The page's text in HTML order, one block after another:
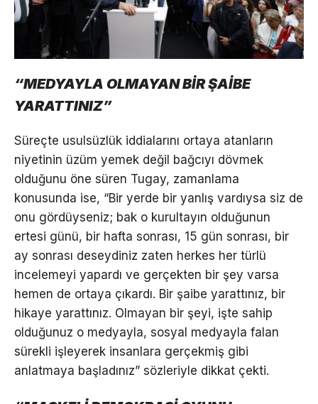
“MEDYAYLA OLMAYAN BİR ŞAİBE
YARATTINIZ”
Süreçte usulsüzlük iddialarını ortaya atanların
niyetinin üzüm yemek değil bağcıyı dövmek
olduğunu öne süren Tugay, zamanlama
konusunda ise, “Bir yerde bir yanlış vardıysa siz de
onu gördüyseniz; bak o kurultayın olduğunun
ertesi günü, bir hafta sonrası, 15 gün sonrası, bir
ay sonrası deseydiniz zaten herkes her türlü
incelemeyi yapardı ve gerçekten bir şey varsa
hemen de ortaya çıkardı. Bir şaibe yarattınız, bir
hikaye yarattınız. Olmayan bir şeyi, işte sahip
olduğunuz o medyayla, sosyal medyayla falan
sürekli işleyerek insanlara gerçekmiş gibi
anlatmaya başladınız” sözleriyle dikkat çekti.